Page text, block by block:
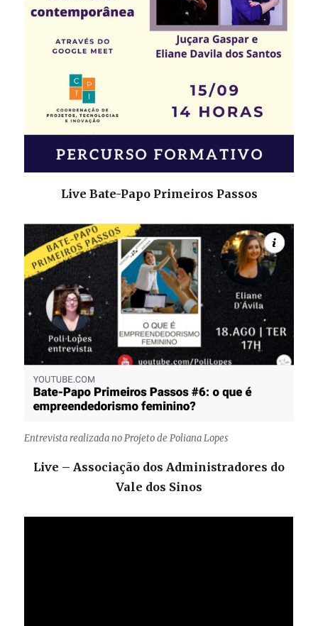
Live Bate-Papo Primeiros Passos
Entrevista realizada no Projeto de Poliana Lopes
Live – Associação dos Administradores do
Vale dos Sinos